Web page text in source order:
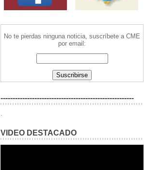
No te pierdas ninguna noticia, suscríbete a CME
por email:
-------------------------------------------------------
VIDEO DESTACADO